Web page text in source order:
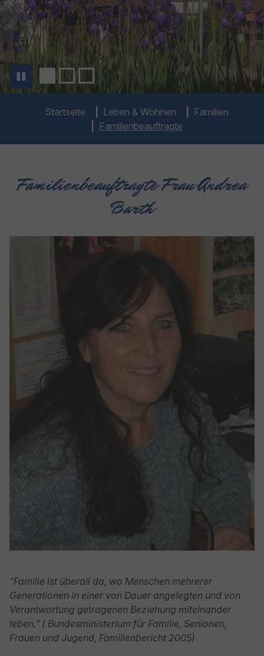
Startseite Leben & Wohnen
Familien
Familienbeauftragte
Familienbeauftragte Frau Andrea
Barth
Show larger version
"Familie ist überall da, wo Menschen mehrerer
Generationen in einer von Dauer angelegten und von
Verantwortung getragenen Beziehung miteinander
leben." ( Bundesministerium für Familie, Senionen,
Frauen und Jugend, Familienbericht 2005)